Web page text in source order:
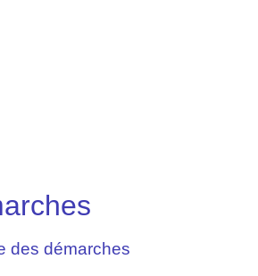
des démarches